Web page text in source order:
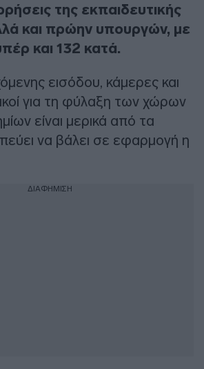
της εκπαιδευτικής
και πρώην υπουργών, με
και 132 κατά.
εισόδου, κάμερες και
για τη φύλαξη των χώρων
είναι μερικά από τα
να βάλει σε εφαρμογή η
ΔΙΑΦΗΜΙΣΗ